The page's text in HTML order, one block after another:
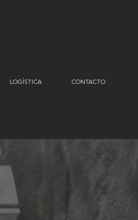
LOGÍSTICA CONTACTO